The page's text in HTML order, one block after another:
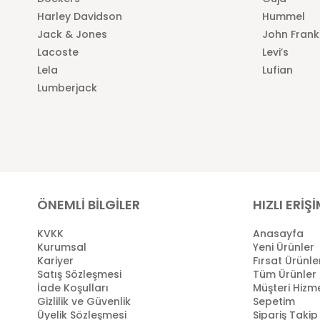
Harley Davidson
Hummel
Jack & Jones
John Frank
Lacoste
Levi’s
Lela
Lufian
Lumberjack
ÖNEMLİ BİLGİLER
KVKK
Kurumsal
Kariyer
Satış Sözleşmesi
İade Koşulları
Gizlilik ve Güvenlik
Üyelik Sözleşmesi
HIZLI
Anasayfa
Yeni Ürünler
Fırsat
Tüm Ürünler
Müşteri
Sepetim
Sipariş Takip